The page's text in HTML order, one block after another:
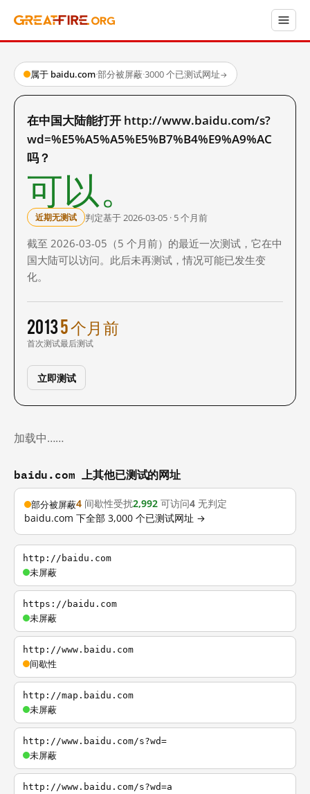
属于 baidu.com·部分被屏蔽·3000 个已测试网址→
在中国大陆能打开 http://www.baidu.com/s?
wd=%E5%A5%A5%E5%B7%B4%E9%A9%AC
吗？
可以。
近期无测试 判定基于 2026-03-05 · 5 个月前
截至 2026-03-05（5 个月前）的最近一次测试，它在中
国大陆可以访问。此后未再测试，情况可能已发生变
化。
2013
首次测试
5 个月前
最后测试
立即测试
加载中……
baidu.com 上其他已测试的网址
部分被屏蔽4 间歇性受扰2,992 可访问4 无判定
baidu.com 下全部 3,000 个已测试网址 →
http://baidu.com
未屏蔽
https://baidu.com
未屏蔽
http://www.baidu.com
间歇性
http://map.baidu.com
未屏蔽
http://www.baidu.com/s?wd=
未屏蔽
http://www.baidu.com/s?wd=a